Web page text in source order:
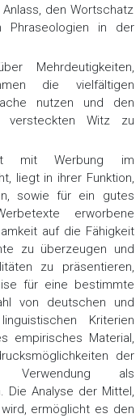
den Wortschatz
Phraseologien in der
Mehrdeutigkeiten,
die vielfältigen
nutzen und den
Witz zu
mit Werbung im
liegt in ihrer Funktion,
sowie für ein gutes
erworbene
auf die Fähigkeit
zu überzeugen und
zu präsentieren,
für eine bestimmte
von deutschen und
Kriterien
empirisches Material,
der
als
Die Analyse der Mittel,
ermöglicht es den